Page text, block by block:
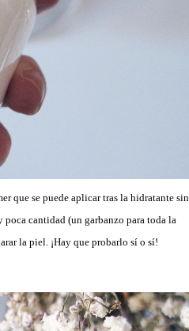
que se puede aplicar tras la hidratante sin
cantidad (un garbanzo para toda la
la piel. ¡Hay que probarlo sí o sí!